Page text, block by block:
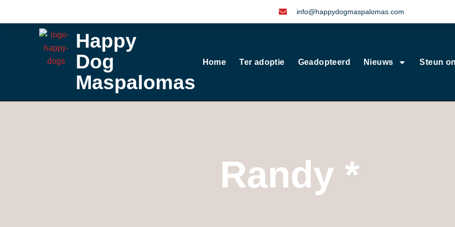
info@happydogmaspalomas.com
Happy
Dog
Maspalomas
Home Ter adoptie Geadopteerd Nieuws Steun
Randy *